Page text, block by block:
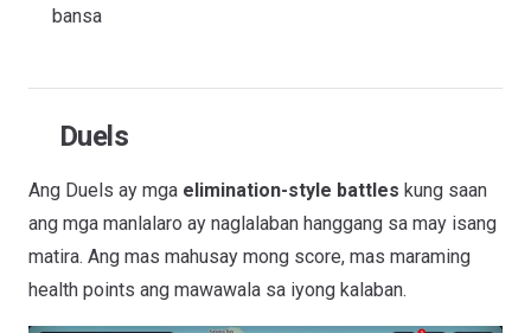
bansa
Duels
Ang Duels ay mga elimination-style battles kung saan
ang mga manlalaro ay naglalaban hanggang sa may isang
matira. Ang mas mahusay mong score, mas maraming
health points ang mawawala sa iyong kalaban.